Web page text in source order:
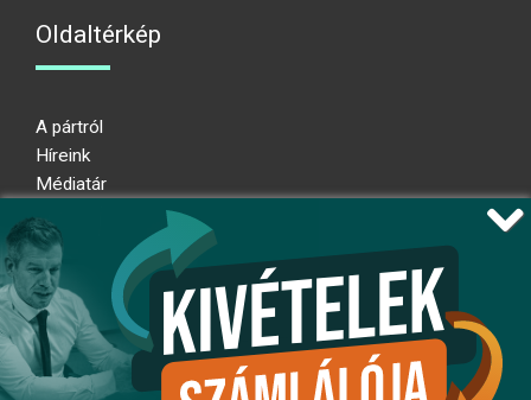
Oldaltérkép
A pártról
Híreink
Médiatár
Adatkezelési nyilatkozat
Átláthatósági nyilatkozat
Ugrás az oldal tetejére
Kövessen minket!